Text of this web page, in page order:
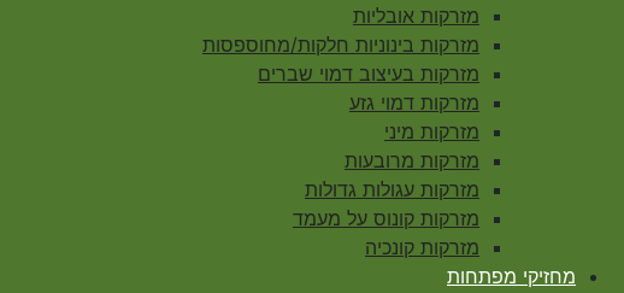
מזרקות אובליות
מזרקות בינוניות חלקות/מחוספסות
מזרקות בעיצוב דמוי שברים
מזרקות דמוי גזע
מזרקות מיני
מזרקות מרובעות
מזרקות עגולות גדולות
מזרקות קונוס על מעמד
מזרקות קונכיה
מחזיקי מפתחות